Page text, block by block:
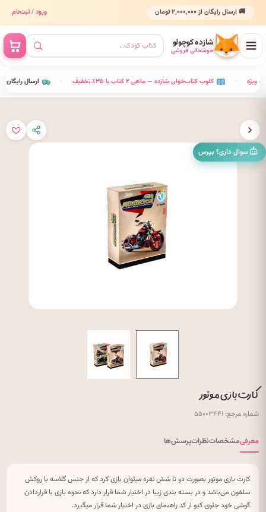
🚚 ارسال رایگان از ۲٬۰۰۰٬۰۰۰ تومان ورود / ثبت‌نام
شازده کوچولو
خوشحالی فروشی
ارسال • کلوب کتاب‌خوان شازده — ماهی ۲ کتاب با ۳۵٪ تخفیف •
سوال داری؟ بپرس
کارت بازی موتور
شماره مرجع: ۵۵۰۰۳۴۴۱
معرفیمشخصاتنظراتپرسش‌ها
کارت بازی موتور بصورت دو تا شش نفره میتوان بازی کرد که از جنس گلاسه با روکش
سلفون می‌باشد و در بسته بندی زیبا در اختیار شما قرار دارد که نحوه بازی با قراردادن
گوشی خود جلوی کیو ار کد راهنمای بازی در اختیار شما قرار میگیرد.